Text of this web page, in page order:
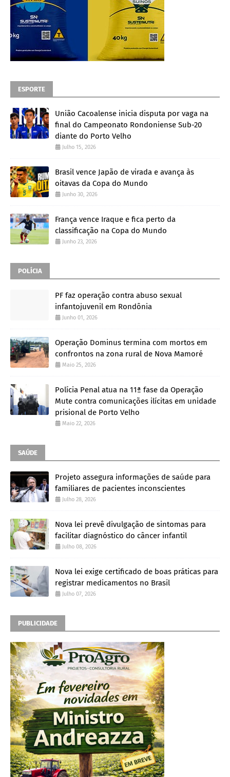
ESPORTE
União Cacoalense inicia disputa por vaga na
final do Campeonato Rondoniense Sub-20
diante do Porto Velho
Julho 15, 2026
Brasil vence Japão de virada e avança às
oitavas da Copa do Mundo
Junho 30, 2026
França vence Iraque e fica perto da
classificação na Copa do Mundo
Junho 23, 2026
POLÍCIA
PF faz operação contra abuso sexual
infantojuvenil em Rondônia
Junho 01, 2026
Operação Dominus termina com mortos em
confrontos na zona rural de Nova Mamoré
Maio 25, 2026
Polícia Penal atua na 11ª fase da Operação
Mute contra comunicações ilícitas em unidade
prisional de Porto Velho
Maio 22, 2026
SAÚDE
Projeto assegura informações de saúde para
familiares de pacientes inconscientes
Julho 28, 2026
Nova lei prevê divulgação de sintomas para
facilitar diagnóstico do câncer infantil
Julho 08, 2026
Nova lei exige certificado de boas práticas para
registrar medicamentos no Brasil
Julho 07, 2026
PUBLICIDADE